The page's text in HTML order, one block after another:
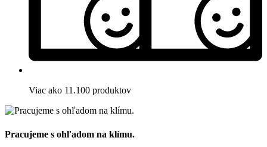
Viac ako 11.100 produktov
Pracujeme s ohľadom na klímu.